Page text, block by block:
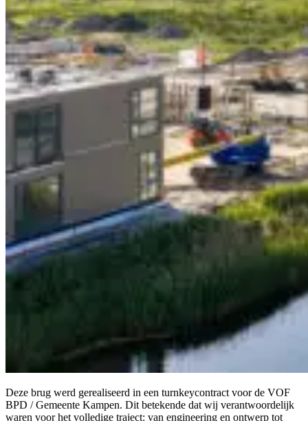
Deze brug werd gerealiseerd in een turnkeycontract voor de VOF
BPD / Gemeente Kampen. Dit betekende dat wij verantwoordelijk
waren voor het volledige traject: van engineering en ontwerp tot